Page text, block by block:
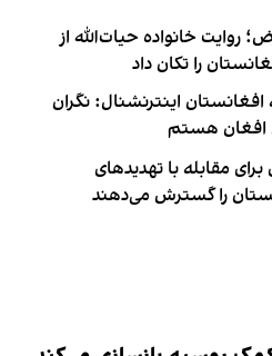
روایت خانواده حیات‌الله از
را تکان داد
افغانستان اینترنشنال: نگران
افغان هستم
مقابله با تهدیدهای
را گسترش می‌دهند